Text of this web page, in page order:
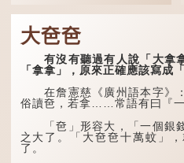
「不見棺材不落淚」的
原句，有說法是「不見棺材
不下淚」或「不見親棺不下
淚」，出自明朝蘭陵笑笑生
所著的《金瓶梅詞話》第九
十八回。原意是指人未親眼
感到悲傷；後來引申為比喻
人執迷不悟，不到徹底失
許多人對這上半句耳熟
能詳，但它其實還有下半句
大夿夿
有沒有聽過有人說「大拿
「拿拿」，原來正確應該寫成
在詹憲慈《廣州語本字》：
俗讀夿，若拿……常語有曰『一
「夿」形容大，「一個銀
之大了。「大夿夿十萬蚊」
了。